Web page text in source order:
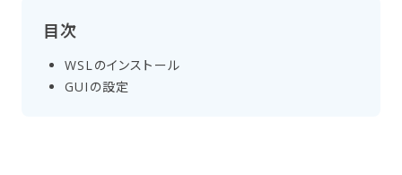
目次
WSLの​インストール
GUIの​設定